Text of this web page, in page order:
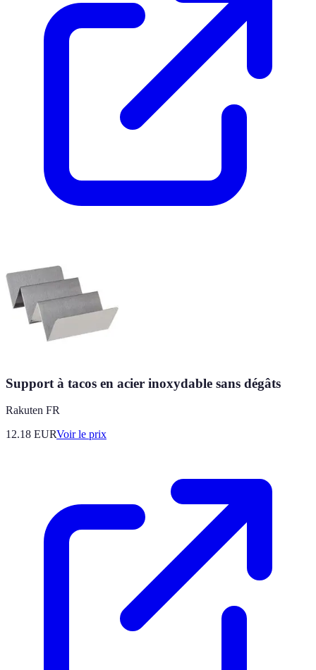
Support à tacos en acier inoxydable sans dégâts
Rakuten FR
12.18 EURVoir le prix